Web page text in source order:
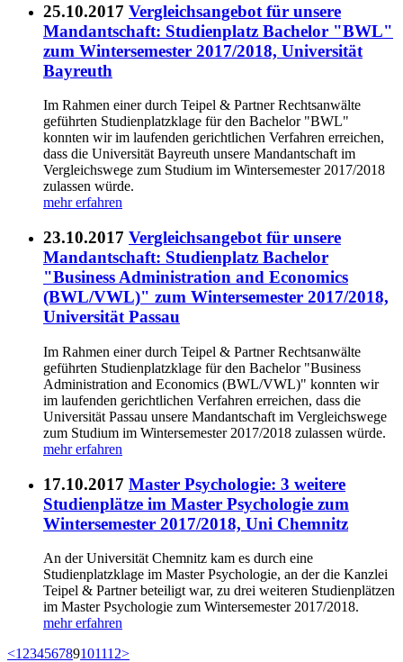
25.10.2017 Vergleichsangebot für unsere
Mandantschaft: Studienplatz Bachelor "BWL"
zum Wintersemester 2017/2018, Universität
Bayreuth
Im Rahmen einer durch Teipel & Partner Rechtsanwälte
geführten Studienplatzklage für den Bachelor "BWL"
konnten wir im laufenden gerichtlichen Verfahren erreichen,
dass die Universität Bayreuth unsere Mandantschaft im
Vergleichswege zum Studium im Wintersemester 2017/2018
zulassen würde.
mehr erfahren
23.10.2017 Vergleichsangebot für unsere
Mandantschaft: Studienplatz Bachelor
"Business Administration and Economics
(BWL/VWL)" zum Wintersemester 2017/2018,
Universität Passau
Im Rahmen einer durch Teipel & Partner Rechtsanwälte
geführten Studienplatzklage für den Bachelor "Business
Administration and Economics (BWL/VWL)" konnten wir
im laufenden gerichtlichen Verfahren erreichen, dass die
Universität Passau unsere Mandantschaft im Vergleichswege
zum Studium im Wintersemester 2017/2018 zulassen würde.
mehr erfahren
17.10.2017 Master Psychologie: 3 weitere
Studienplätze im Master Psychologie zum
Wintersemester 2017/2018, Uni Chemnitz
An der Universität Chemnitz kam es durch eine
Studienplatzklage im Master Psychologie, an der die Kanzlei
Teipel & Partner beteiligt war, zu drei weiteren Studienplätzen
im Master Psychologie zum Wintersemester 2017/2018.
mehr erfahren
<1 23456789101112>